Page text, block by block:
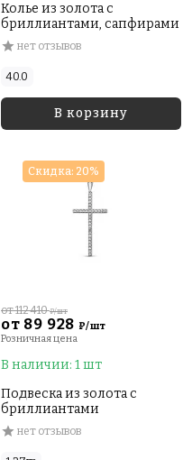
Колье из золота с
бриллиантами, сапфирами
нет отзывов
40.0
В корзину
от 89 928 ₽/шт
от 112 410₽/шт
Розничная цена
В наличии: 1 шт
Подвеска из золота с
бриллиантами
нет отзывов
Скидка: 20%